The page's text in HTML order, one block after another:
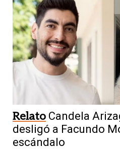
Relato Candela
desligó a Facundo
escándalo